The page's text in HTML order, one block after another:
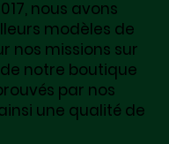
nous avons
modèles de
nos missions sur
notre boutique
par nos
une qualité de